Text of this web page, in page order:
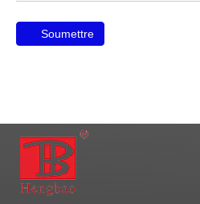
Soumettre